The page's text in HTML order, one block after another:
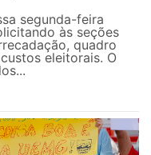
segunda-feira
às seções
quadro
eleitorais. O